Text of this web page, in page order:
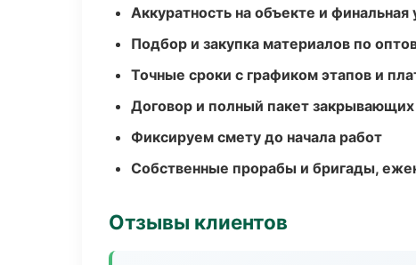
Аккуратность на объекте и финальная
Подбор и закупка материалов по
Точные сроки с графиком этапов и
Договор и полный пакет
Фиксируем смету до начала работ
Собственные прорабы и бригады,
Отзывы клиентов